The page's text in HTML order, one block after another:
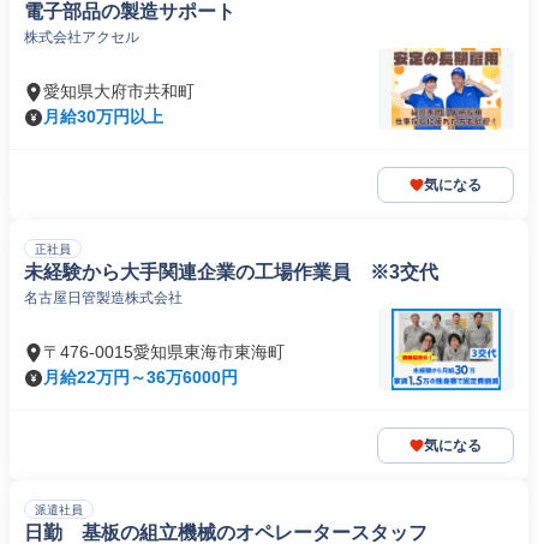
電子部品の製造サポート
株式会社アクセル
愛知県大府市共和町
月給30万円以上
気になる
正社員
未経験から大手関連企業の工場作業員 ※3交代
名古屋日管製造株式会社
〒476-0015愛知県東海市東海町
月給22万円～36万6000円
気になる
派遣社員
日勤 基板の組立機械のオペレータースタッフ